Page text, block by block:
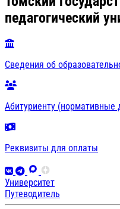
педагогический
Сведения об
Абитуриенту (нормативные
Реквизиты для оплаты
Университет
Путеводитель